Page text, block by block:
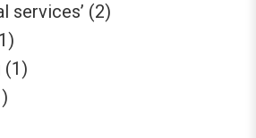
services’ (2)
(1)